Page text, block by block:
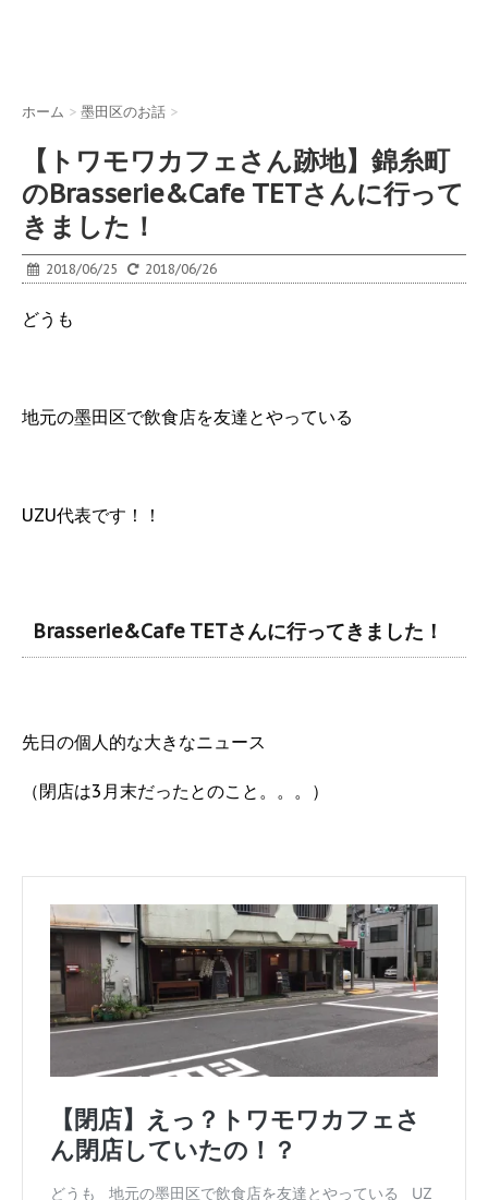
ホーム > 墨田区のお話 >
【トワモワカフェさん跡地】錦糸町
のBrasserie&Cafe TETさんに行って
きました！
2018/06/25 2018/06/26
どうも
地元の墨田区で飲食店を友達とやっている
UZU代表です！！
Brasserie&Cafe TETさんに行ってきました！
先日の個人的な大きなニュース
（閉店は3月末だったとのこと。。。）